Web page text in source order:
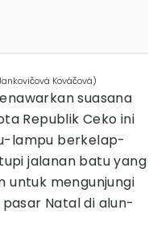
Kováčová)
suasana
Republik Ceko ini
lampu berkelap-
jalanan batu yang
untuk mengunjungi
Natal di alun-